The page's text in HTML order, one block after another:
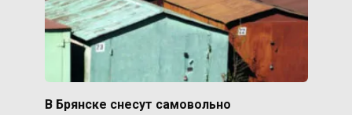
В Брянске снесут самовольно